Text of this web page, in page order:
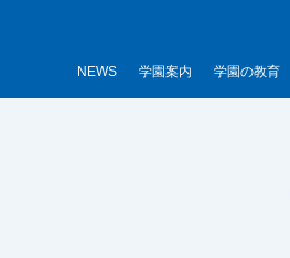
NEWS 学園案内 学園の教育